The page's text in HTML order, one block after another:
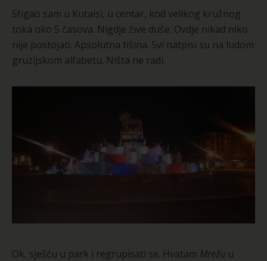
Stigao sam u Kutaisi, u centar, kod velikog kružnog
toka oko 5 časova. Nigdje žive duše. Ovdje nikad niko
nije postojao. Apsolutna tišina. Svi natpisi su na ludom
gruzijskom alfabetu. Ništa ne radi.
Ok, sješću u park i regrupisati se. Hvatam Mrežu u